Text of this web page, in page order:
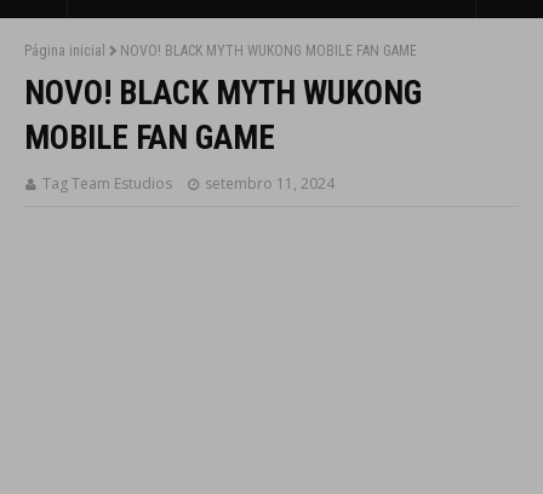
Página inicial NOVO! BLACK MYTH WUKONG MOBILE FAN GAME
NOVO! BLACK MYTH WUKONG
MOBILE FAN GAME
Tag Team Estudios setembro 11, 2024